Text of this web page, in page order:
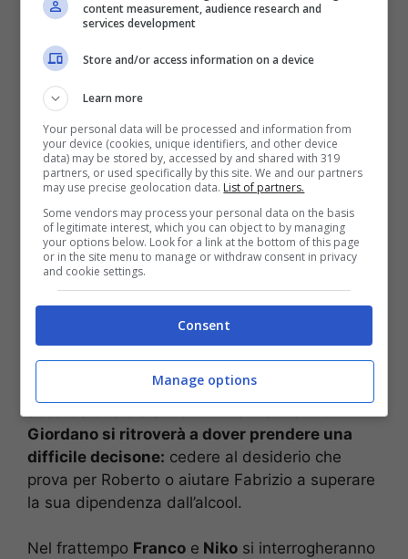
Da alcune indiscrezioni infatti, la prima novità
riguarderebbeMarinaeFabrizioche
potrebbero avere una brutta discussione con
conseguenze forse definitive per la loro
relazione. Mentre l’uomo rifletterà sui suoi errori
Giordano affronterà Roberto.
Approfittando dell’occasione, Ferri cercherà di
Giordano si ritroverà a dover prendere una
difficile decisone: cedere al desiderio che
prova per Roberto o aiutare Fabrizio a superare
la sua dipendenza dall’alcool.
Nel frattempo Franco e Niko si interrogheranno
content measurement, audience research and
services development
Store and/or access information on a device
Learn more
Your personal data will be processed and information from
your device (cookies, unique identifiers, and other device
data) may be stored by, accessed by and shared with 319
partners, or used specifically by this site. We and our partners
may use precise geolocation data. List of partners.
Some vendors may process your personal data on the basis
of legitimate interest, which you can object to by managing
your options below. Look for a link at the bottom of this page
or in the site menu to manage or withdraw consent in privacy
and cookie settings.
Consent
Manage options